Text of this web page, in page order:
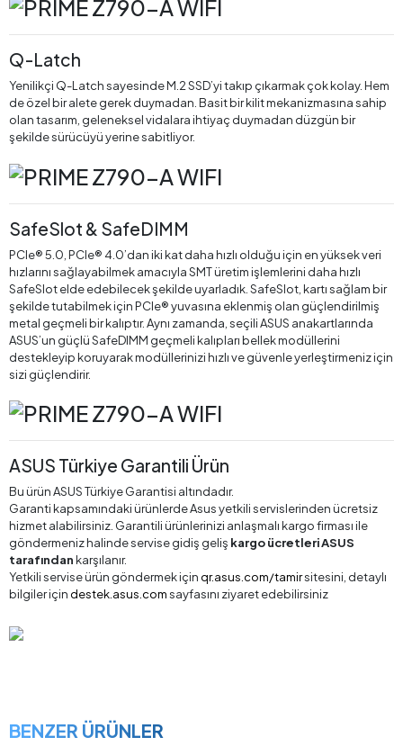
Q-Latch
Yenilikçi Q-Latch sayesinde M.2 SSD’yi takıp çıkarmak çok kolay. Hem
de özel bir alete gerek duymadan. Basit bir kilit mekanizmasına sahip
olan tasarım, geleneksel vidalara ihtiyaç duymadan düzgün bir
şekilde sürücüyü yerine sabitliyor.
SafeSlot & SafeDIMM
PCIe® 5.0, PCIe® 4.0’dan iki kat daha hızlı olduğu için en yüksek veri
hızlarını sağlayabilmek amacıyla SMT üretim işlemlerini daha hızlı
SafeSlot elde edebilecek şekilde uyarladık. SafeSlot, kartı sağlam bir
şekilde tutabilmek için PCIe® yuvasına eklenmiş olan güçlendirilmiş
metal geçmeli bir kalıptır. Aynı zamanda, seçili ASUS anakartlarında
ASUS’un güçlü SafeDIMM geçmeli kalıpları bellek modüllerini
destekleyip koruyarak modüllerinizi hızlı ve güvenle yerleştirmeniz için
sizi güçlendirir.
ASUS Türkiye Garantili Ürün
Bu ürün ASUS Türkiye Garantisi altındadır.
Garanti kapsamındaki ürünlerde Asus yetkili servislerinden ücretsiz
hizmet alabilirsiniz. Garantili ürünlerinizi anlaşmalı kargo firması ile
göndermeniz halinde servise gidiş geliş kargo ücretleri ASUS
tarafındankarşılanır.
Yetkili servise ürün göndermek için qr.asus.com/tamirsitesini, detaylı
bilgiler için destek.asus.comsayfasını ziyaret edebilirsiniz
BENZER ÜRÜNLER